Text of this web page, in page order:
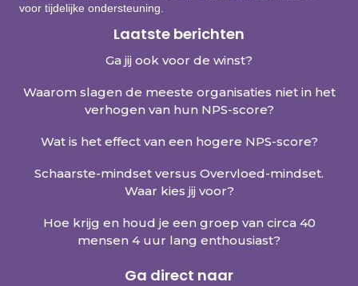
voor tijdelijke ondersteuning.
Laatste berichten
Ga jij ook voor de winst?
Waarom slagen de meeste organisaties niet in het
verhogen van hun NPS-score?
Wat is het effect van een hogere NPS-score?
Schaarste-mindset versus Overvloed-mindset.
Waar kies jij voor?
Hoe krijg en houd je een groep van circa 40
mensen 4 uur lang enthousiast?
Ga direct naar